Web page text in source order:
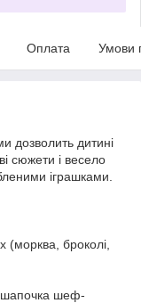
Оплата Умови
дозволить дитині
сюжети і весело
іграшками.
(морква, броколі,
шапочка шеф-